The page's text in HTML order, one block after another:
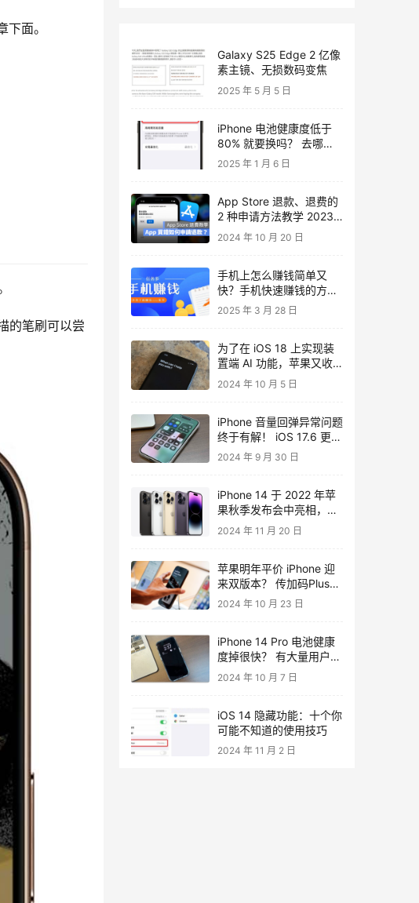
面。
的笔刷可以尝
Galaxy S25 Edge 2 亿像
素主镜、无损数码变焦
2025 年 5 月 5 日
iPhone 电池健康度低于
80% 就要换吗？ 去哪里
换？ 这里教你
2025 年 1 月 6 日
App Store 退款、退费的
2 种申请方法教学 2023
年版
2024 年 10 月 20 日
手机上怎么赚钱简单又
快？手机快速赚钱的方法
正规软件推荐
2025 年 3 月 28 日
为了在 iOS 18 上实现装
置端 AI 功能，苹果又收
购了一家法国新创公司
Datakalab
2024 年 10 月 5 日
iPhone 音量回弹异常问题
终于有解！ iOS 17.6 更新
已修复完成
2024 年 9 月 30 日
iPhone 14 于 2022 年苹
果秋季发布会中亮相，小
编心动了，而你呢？
2024 年 11 月 20 日
苹果明年平价 iPhone 迎
来双版本？ 传加码Plus大
屏幕机型
2024 年 10 月 23 日
iPhone 14 Pro 电池健康
度掉很快？ 有大量用户纷
纷抱怨
2024 年 10 月 7 日
iOS 14 隐藏功能：十个你
可能不知道的使用技巧
2024 年 11 月 2 日